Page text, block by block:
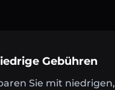
Gebühren
Sie mit niedrigen,